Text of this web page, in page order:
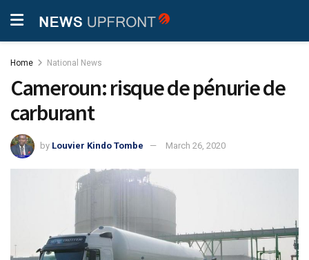
Home National News
Cameroun: risque de pénurie de
carburant
by Louvier Kindo Tombe March 26, 2020